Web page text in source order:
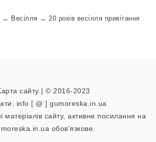
→ Весілля → 20 років весілля привітання
сайту | © 2016-2023
info [ @ ] gumoreska.in.ua
матеріалів сайту, активне посилання на
обов'язкове.